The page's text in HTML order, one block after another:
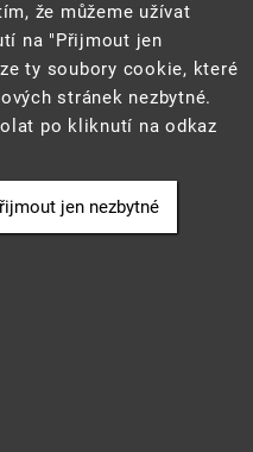
pro statistiku a reporting
reporting a analýzy"
financovaného z EU.
prostředí
• Informace jsou
106/1999 Sb., o svobodném
že můžeme užívat
na "Přijmout jen
ty soubory cookie, které
stránek nezbytné.
po kliknutí na odkaz
jen nezbytné